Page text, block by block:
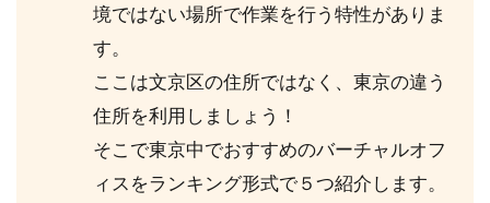
境ではない場所で作業を行う特性がありま
す。
ここは文京区の住所ではなく、東京の違う
住所を利用しましょう！
そこで東京中でおすすめのバーチャルオフ
ィスをランキング形式で５つ紹介します。